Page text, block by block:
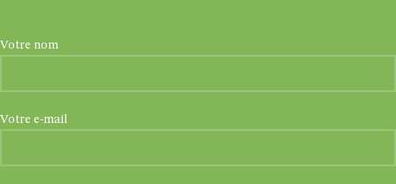
Votre nom
Votre e-mail